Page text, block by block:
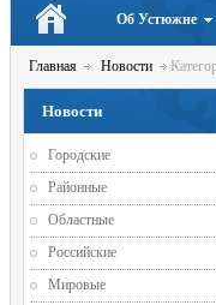
Об Устюжне
Главная Новости
Новости
Городские
Районные
Областные
Российские
Мировые